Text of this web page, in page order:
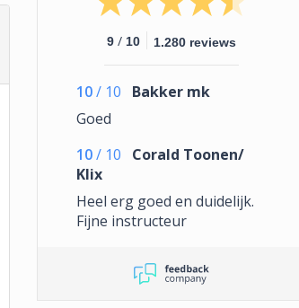
9 / 10 1.280 reviews
10 / 10
Bakker mk
Goed
10 / 10
Corald Toonen/
Klix
Heel erg goed en duidelijk.
Fijne instructeur